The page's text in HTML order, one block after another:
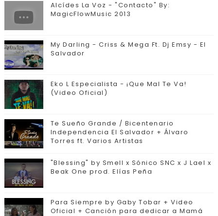
Alcídes La Voz - "Contacto" By:
MagicFlowMusic 2013
My Darling - Criss & Mega Ft. Dj Emsy - El
Salvador
Eko L Especialista - ¡Que Mal Te Va!
(Video Oficial)
Te Sueño Grande / Bicentenario
Independencia El Salvador + Álvaro
Torres ft. Varios Artistas
"Blessing" by Smell x Sónico SNC x J Lael x
Beak One prod. Elías Peña
Para Siempre by Gaby Tobar + Video
Oficial + Canción para dedicar a Mamá